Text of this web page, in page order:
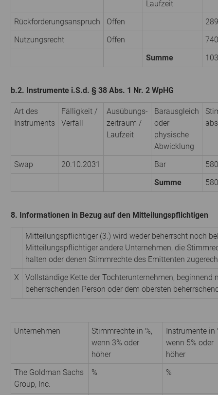
Laufzeit
Rückforderungsanspruch
Offen
Nutzungsrecht
Offen
Summe
b.2. Instrumente i.S.d. § 38 Abs. 1 Nr. 2 WpHG
Art des
Instruments
Fälligkeit /
Verfall
Ausübungs­
zeitraum /
Laufzeit
Barausgleich
oder
physische
Abwicklung
Swap 20.10.2031 Bar
Summe
8. Informationen in Bezug auf den Mitteilungspflichtigen
Mitteilungspflichtiger (3.) wird weder beherrscht noch
Mitteilungspflichtiger andere Unternehmen, die
halten oder denen Stimmrechte des Emittenten
X
Vollständige Kette der Tochterunternehmen, beginnend
beherrschenden Person oder dem obersten
Unternehmen
Stimmrechte in %,
wenn 3% oder
höher
Instrumente in
wenn 5% oder
höher
The Goldman Sachs
Group, Inc.
% %